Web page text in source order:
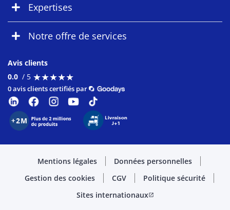
Expertises
Notre offre de services
Avis clients
0.0 / 5 ★★★★★
★★★★★
0 avis clients certifiés par
Mentions légales
Données personnelles
Gestion des cookies
CGV
Politique sécurité
Sites internationauxopen_in_new